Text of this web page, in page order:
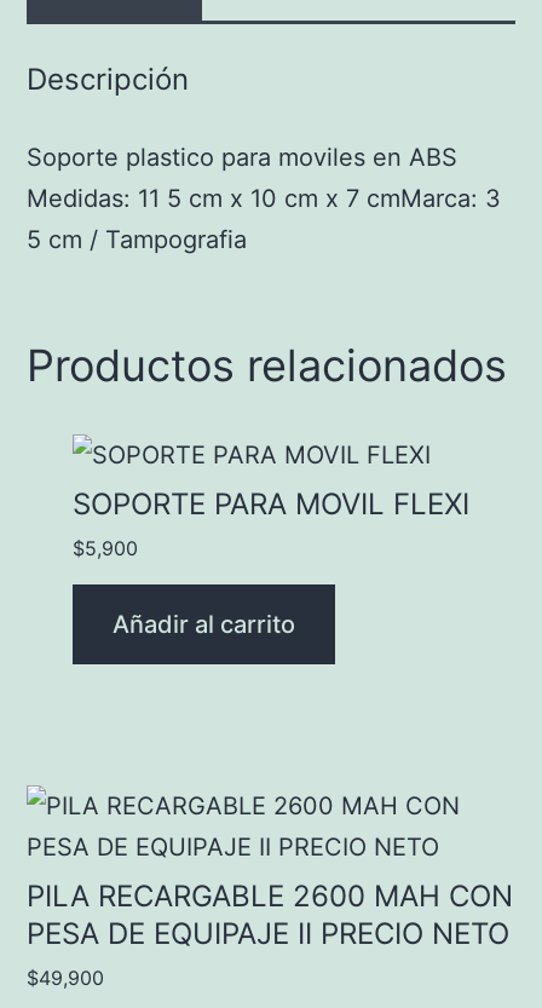
Descripción
Soporte plastico para moviles en ABS
Medidas: 11 5 cm x 10 cm x 7 cmMarca: 3
5 cm / Tampografia
Productos relacionados
SOPORTE PARA MOVIL FLEXI
$5,900
Añadir al carrito
PILA RECARGABLE 2600 MAH CON
PESA DE EQUIPAJE II PRECIO NETO
$49,900